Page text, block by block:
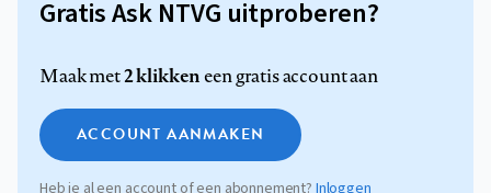
Gratis Ask NTVG uitproberen?
Maak met2 klikkeneen gratis account aan
ACCOUNT AANMAKEN
Heb je al een account of een abonnement? Inloggen